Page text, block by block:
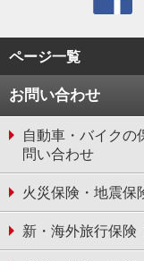
ページ一覧
お問い合わせ
自動車・バイクの
問い合わせ
火災保険・地震保
新・海外旅行保険